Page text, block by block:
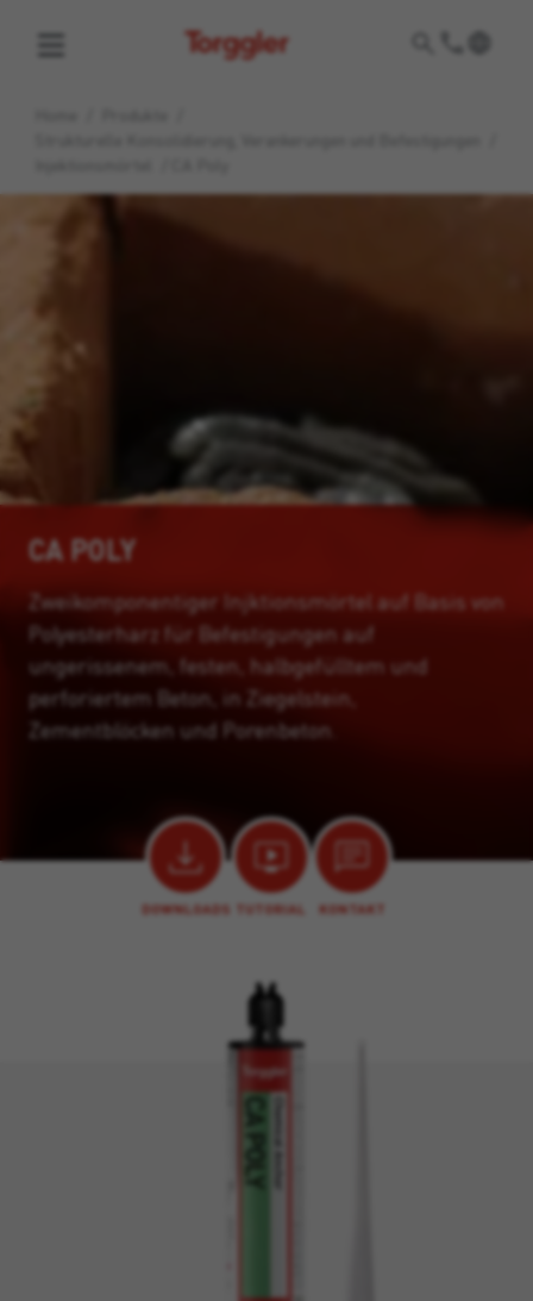
Torggler
CA POLY
Zweikomponentiger Injktionsmörtel auf Basis von
Polyesterharz für Befestigungen auf
ungerissenem, festen, halbgefülltem und
perforiertem Beton, in Ziegelstein,
Zementblöcken und Porenbeton.
DOWNLOADS TUTORIAL KONTAKT